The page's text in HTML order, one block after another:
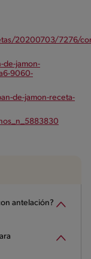
20200703/7276/
jamon-
9060-
de-jamon-receta-
antelación?